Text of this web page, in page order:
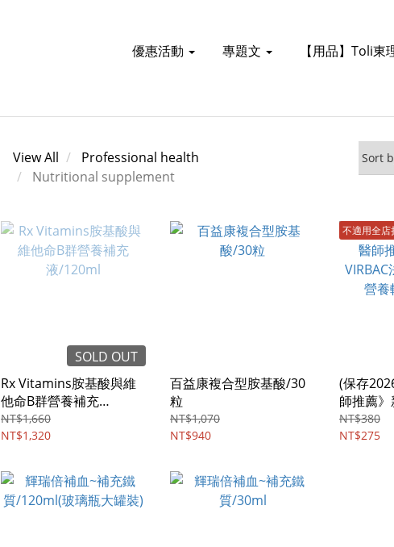
優惠活動 專題文 【用品】Toli東
View All
Professional health
Nutritional supplement
SOLD OUT
Rx Vitamins胺基酸與維
他命B群營養補充
液/120ml
NT$1,660
NT$1,320
百益康複合型胺基酸/30
粒
NT$1,070
NT$940
不適用全店
(保存
師推薦》
法國維克
膏/120.5g
NT$380
NT$275